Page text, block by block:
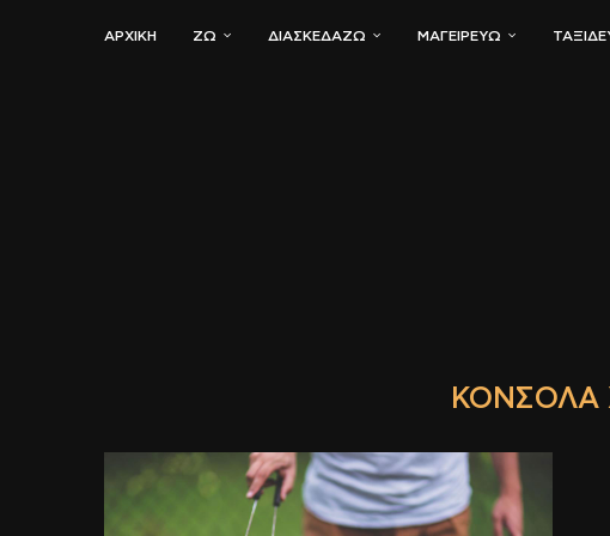
ΑΡΧΙΚΗ ΖΏ ΔΙΑΣΚΕΔΆΖΩ ΜΑΓΕΙΡΕΎΩ
ΚΟΝΣΌΛΑ